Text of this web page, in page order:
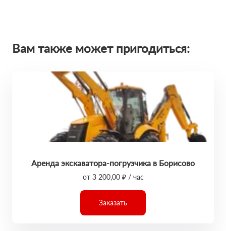
Вам также может пригодиться:
Аренда экскаватора-погрузчика в Борисово
от 3 200,00 ₽ / час
Заказать